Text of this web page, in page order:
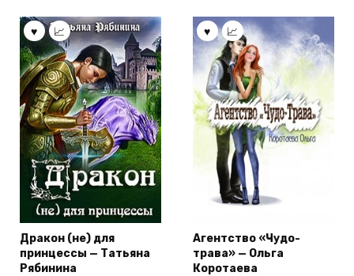
Дракон (не) для
принцессы — Татьяна
Рябинина
Агентство «Чудо-
трава» — Ольга
Коротаева